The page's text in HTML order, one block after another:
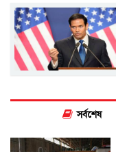
সর্বশেষ